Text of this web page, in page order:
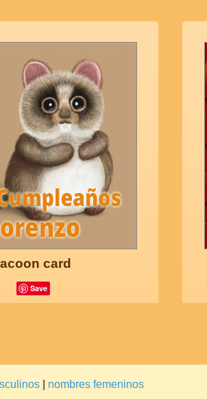
card
Save
nombres femeninos